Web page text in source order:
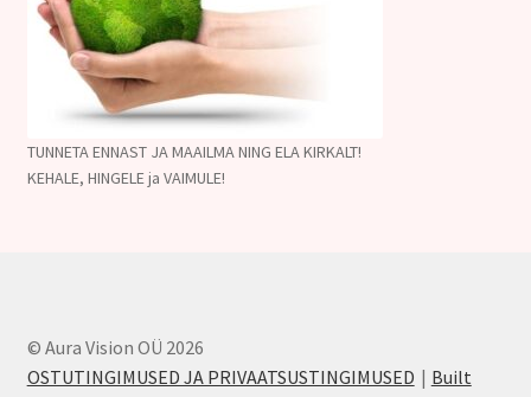
TUNNETA ENNAST JA MAAILMA NING ELA KIRKALT!
KEHALE, HINGELE ja VAIMULE!
© Aura Vision OÜ 2026
OSTUTINGIMUSED JA PRIVAATSUSTINGIMUSED
Built